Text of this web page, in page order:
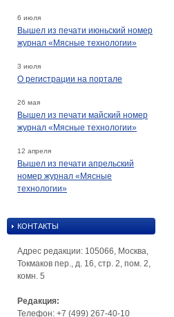
6 июля
Вышел из печати июньский номер
журнал «Мясные технологии»
3 июля
О регистрации на портале
26 мая
Вышел из печати майский номер
журнал «Мясные технологии»
12 апреля
Вышел из печати апрельский
номер журнал «Мясные
технологии»
КОНТАКТЫ
Адрес редакции: 105066, Москва,
Токмаков пер., д. 16, стр. 2, пом. 2,
комн. 5
Редакция:
Телефон: +7 (499) 267-40-10